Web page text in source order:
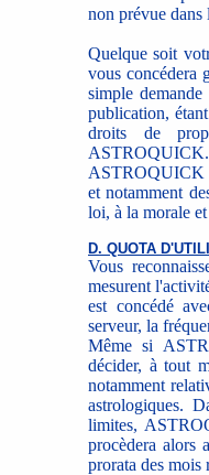
non prévue dans
Quelque soit
vous concédera
simple
publication,
droits de
ASTROQUICK.
ASTROQUICK
et notamment
loi, à la morale
D. QUOTA
Vous
mesurent
est concédé
serveur, la
Même si
décider, à tout
notamment
astrologiques.
limites,
procèdera alors
prorata des mois